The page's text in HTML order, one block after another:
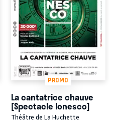
PROMO
La cantatrice chauve
[Spectacle Ionesco]
Théâtre de La Huchette